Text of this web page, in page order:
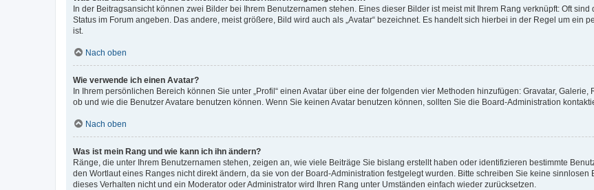
In der Beitragsansicht können zwei Bilder bei Ihrem Benutzernamen stehen. Eines dieser Bilder ist meist mit Ihrem Rang verknüpft: Oft
Status im Forum angeben. Das andere, meist größere, Bild wird auch als „Avatar“ bezeichnet. Es handelt sich hierbei in der Regel um ein
ist.
Nach oben
Wie verwende ich einen Avatar?
In Ihrem persönlichen Bereich können Sie unter „Profil“ einen Avatar über eine der folgenden vier Methoden hinzufügen: Gravatar,
ob und wie die Benutzer Avatare benutzen können. Wenn Sie keinen Avatar benutzen können, sollten Sie die Board-Administration
Nach oben
Was ist mein Rang und wie kann ich ihn ändern?
Ränge, die unter Ihrem Benutzernamen stehen, zeigen an, wie viele Beiträge Sie bislang erstellt haben oder identifizieren bestimmte
den Wortlaut eines Ranges nicht direkt ändern, da sie von der Board-Administration festgelegt wurden. Bitte schreiben Sie keine
dieses Verhalten nicht und ein Moderator oder Administrator wird Ihren Rang unter Umständen einfach wieder zurücksetzen.